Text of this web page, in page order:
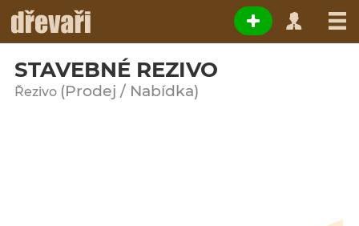
STAVEBNÉ REZIVO
Řezivo (Prodej / Nabídka)